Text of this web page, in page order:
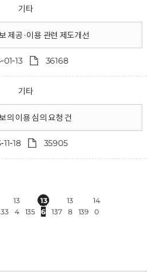
기타
제공·이용 관련 제도개선
01-13 36168
기타
의 이용 심의 요청 건
11-18 35905
13
4
135
13
6
137
13
8
139
14
0